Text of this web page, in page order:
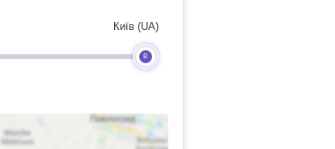
B
Київ (UA)